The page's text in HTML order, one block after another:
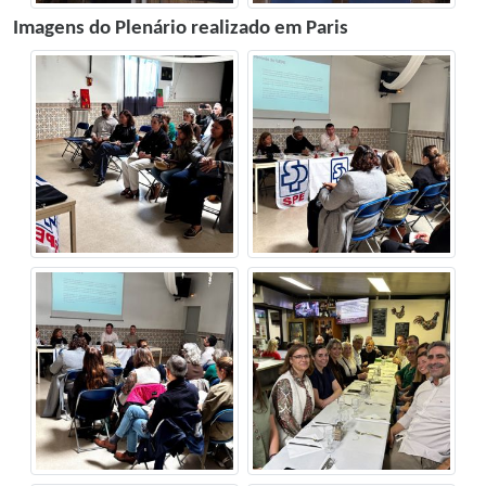
Imagens do Plenário realizado em Paris